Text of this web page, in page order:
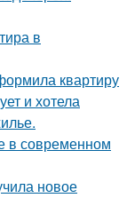
в
квартиру
и хотела
в современном
новое